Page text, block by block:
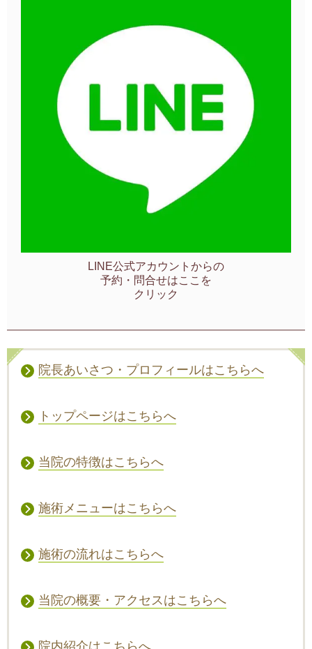
LINE公式アカウントからの
予約・問合せはここを
クリック
院長あいさつ・プロフィールはこちらへ
トップページはこちらへ
当院の特徴はこちらへ
施術メニューはこちらへ
施術の流れはこちらへ
当院の概要・アクセスはこちらへ